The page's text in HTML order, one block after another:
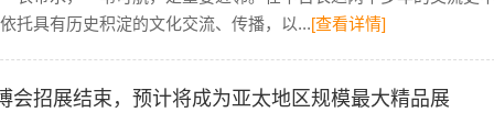
托具有历史积淀的文化交流、传播，以...[查看详情]
会招展结束，预计将成为亚太地区规模最大精品展